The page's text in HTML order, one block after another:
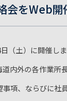
会をWeb開
（土）に開催し
内外の各作業
項、ならびに社